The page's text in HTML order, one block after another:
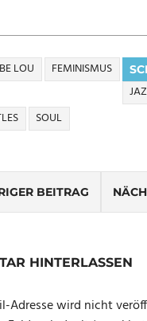
LOU
FEMINISMUS
SOUL
BEITRAG
HINTERLASSEN
Adresse wird nicht